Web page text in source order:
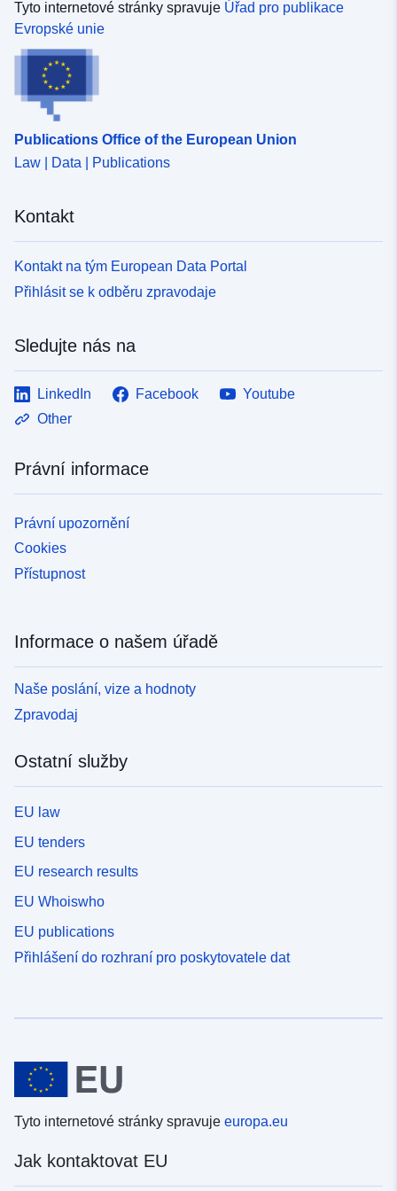
Tyto internetové stránky spravuje Úřad pro publikace
Evropské unie
Publications Office of the European Union
Law | Data | Publications
Kontakt
Kontakt na tým European Data Portal
Přihlásit se k odběru zpravodaje
Sledujte nás na
LinkedIn Facebook
Youtube
Other
Právní informace
Právní upozornění
Cookies
Přístupnost
Informace o našem úřadě
Naše poslání, vize a hodnoty
Zpravodaj
Ostatní služby
EU law
EU tenders
EU research results
EU Whoiswho
EU publications
Přihlášení do rozhraní pro poskytovatele dat
Tyto internetové stránky spravuje europa.eu
Jak kontaktovat EU